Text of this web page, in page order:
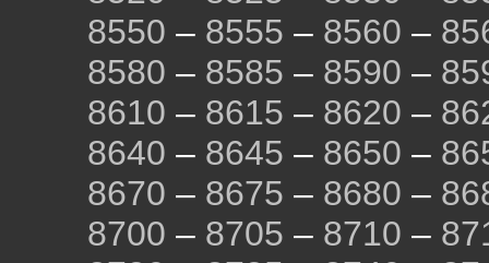
8550 – 8555 – 8560 –
8580 – 8585 – 8590 –
8610 – 8615 – 8620 –
8640 – 8645 – 8650 –
8670 – 8675 – 8680 –
8700 – 8705 – 8710 –